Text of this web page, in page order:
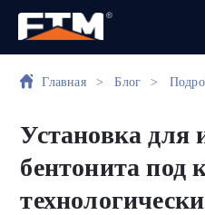
Главная > Блог >
Установка для
бентонита под